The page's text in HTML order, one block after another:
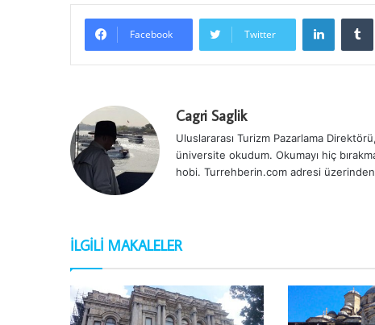
Facebook Twitter
Cagri Saglik
Uluslararası Turizm Pazarlama
üniversite okudum. Okumayı hiç
hobi. Turrehberin.com adresi
İLGILI MAKALELER